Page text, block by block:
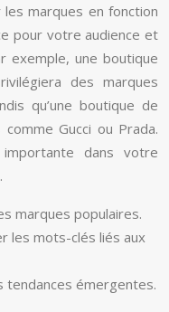
marques en fonction
pour votre audience et
exemple, une boutique
des marques
qu’une boutique de
Gucci ou Prada.
dans votre
marques populaires.
les mots-clés liés aux
tendances émergentes.